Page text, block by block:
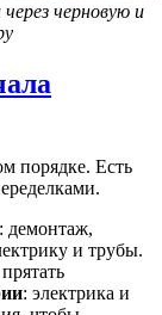
черновую и
порядке. Есть
: демонтаж,
и трубы.
: электрика и